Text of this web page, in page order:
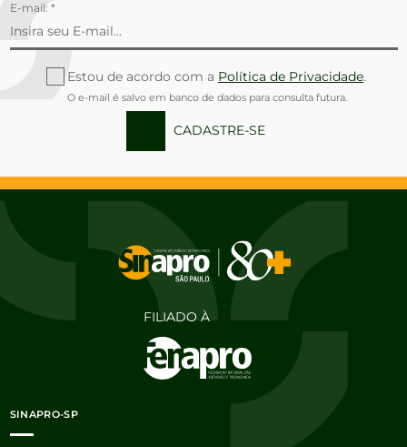
E-mail: *
Estou de acordo com a Política de Privacidade.
O e-mail é salvo em banco de dados para consulta futura.
CADASTRE-SE
FILIADO À
SINAPRO-SP